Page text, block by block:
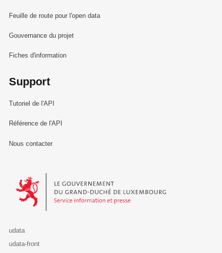
Feuille de route pour l'open data
Gouvernance du projet
Fiches d'information
Support
Tutoriel de l'API
Référence de l'API
Nous contacter
Le Gouvernement du Grand-Duché de Luxembourg - Service
udata
udata-front